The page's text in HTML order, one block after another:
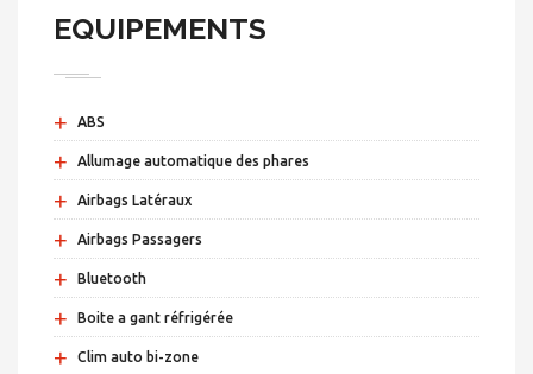
EQUIPEMENTS
+ ABS
+ Allumage automatique des phares
+ Airbags Latéraux
+ Airbags Passagers
+ Bluetooth
+ Boite a gant réfrigérée
+ Clim auto bi-zone